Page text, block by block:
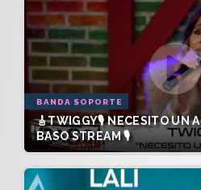
BANDA SOPORTE
🎸TWIGGY🎙️ NECESITO UN
BASO STREAM 🎙️